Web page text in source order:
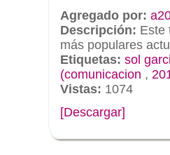
Agregado por:
Descripción: Este
más populares
Etiquetas: sol
(comunicacion ,
Vistas: 1074
[Descargar]